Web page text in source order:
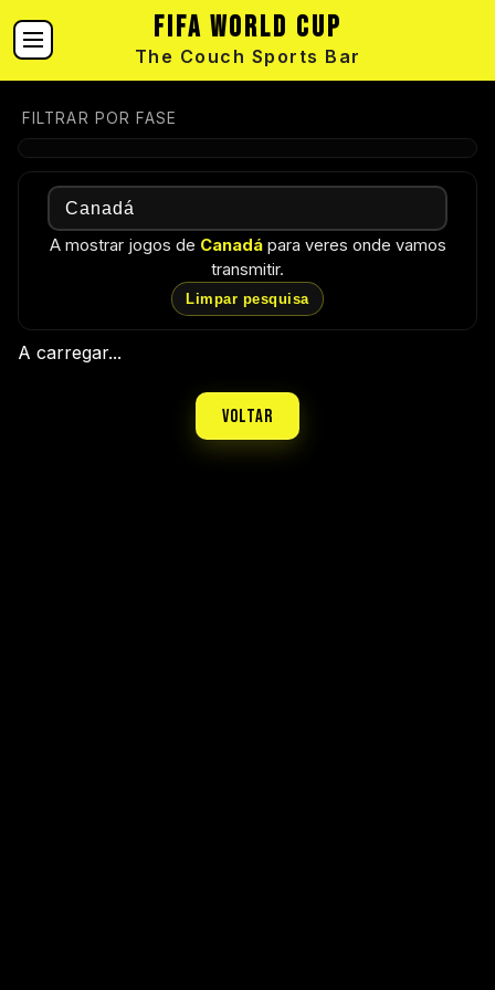
FIFA World Cup
The Couch Sports Bar
FILTRAR POR FASE
A mostrar jogos de Canadápara veres onde vamos
transmitir.
Limpar pesquisa
A carregar...
Voltar